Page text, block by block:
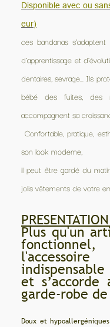
Disponible avec ou
eur)
ces bandanas
d’apprentissage et
dentaires, sevrage... Ils
bébé des fuites, des
accompagnent sa
Confortable, pratique,
son look moderne,
il peut être gardé du
jolis vêtements de votre
Plus qu'un
indispensable
et s’accorde
garde-robe
Doux et